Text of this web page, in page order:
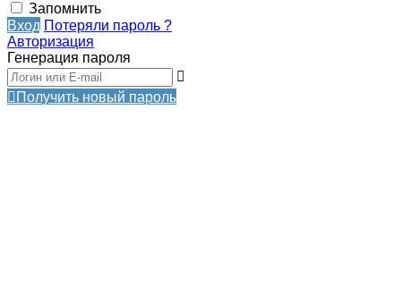
Запомнить
Вход Потеряли пароль ?
Авторизация
Генерация пароля
Получить новый пароль